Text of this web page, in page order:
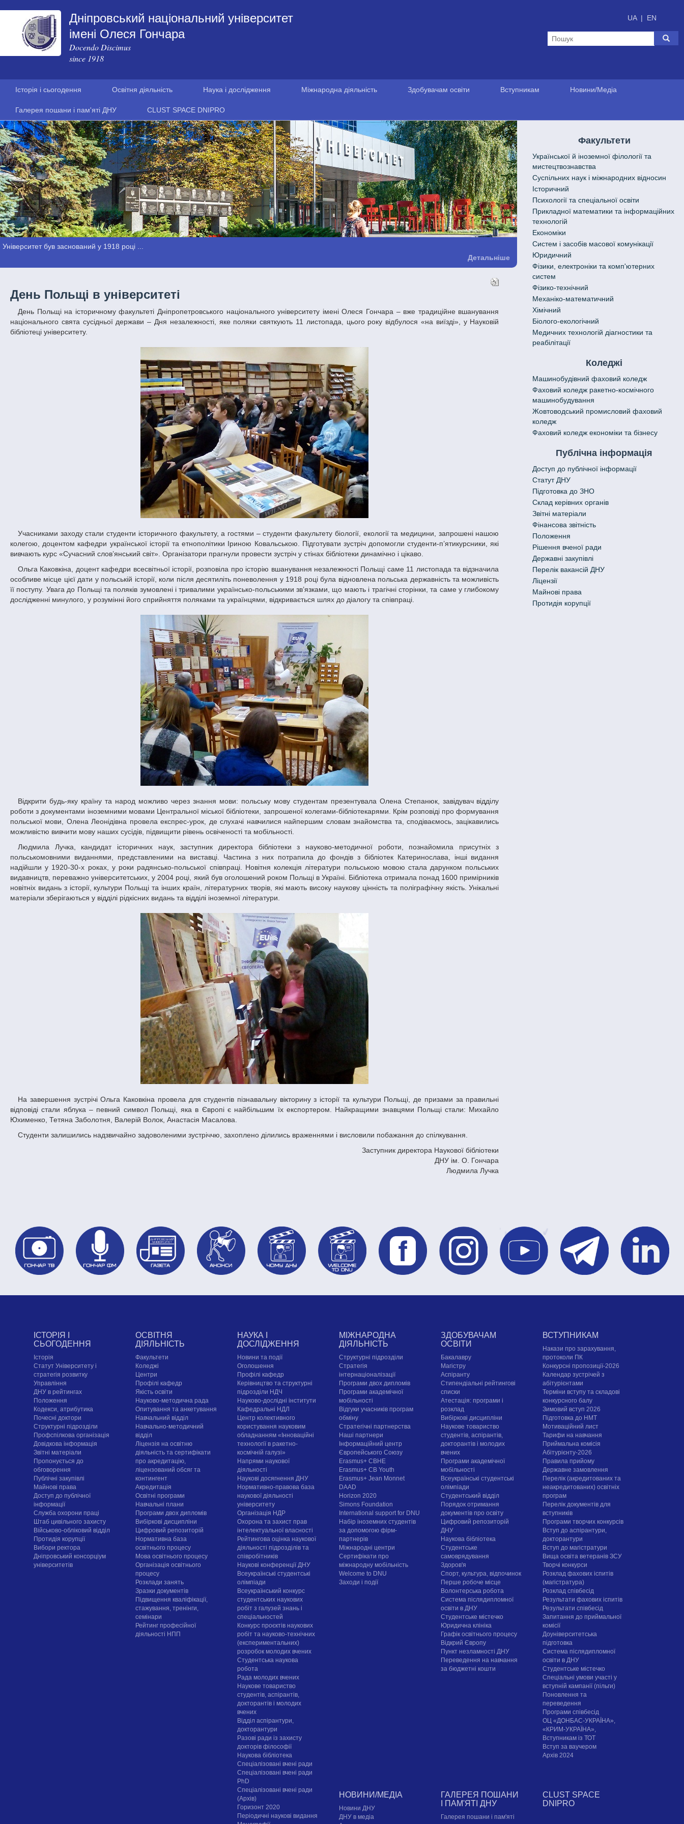
Дніпровський національний університет
імені Олеся Гончара
Docendo Discimus
since 1918
UA | EN
Історія і сьогодення Освітня діяльність Наука і дослідження Міжнародна діяльність Здобувачам освіти Вступникам Новини/Медіа
Галерея пошани і пам'яті ДНУ CLUST SPACE DNIPRO
Університет був заснований у 1918 році ...
Детальніше
День Польщі в університеті
День Польщі на історичному факультеті Дніпропетровського національного університету імені Олеся Гончара – вже традиційне вшанування
національного свята сусідньої держави – Дня незалежності, яке поляки святкують 11 листопада, цього року відбулося «на виїзді», у Науковій
бібліотеці університету.
Учасниками заходу стали студенти історичного факультету, а гостями – студенти факультету біології, екології та медицини, запрошені нашою
колегою, доцентом кафедри української історії та етнополітики Іриною Ковальською. Підготувати зустріч допомогли студенти-п’ятикурсники, які
вивчають курс «Сучасний слов’янський світ». Організатори прагнули провести зустріч у стінах бібліотеки динамічно і цікаво.
Ольга Каковкіна, доцент кафедри всесвітньої історії, розповіла про історію вшанування незалежності Польщі саме 11 листопада та відзначила
особливе місце цієї дати у польській історії, коли після десятиліть поневолення у 1918 році була відновлена польська державність та можливість
її поступу. Увага до Польщі та поляків зумовлені і тривалими українсько-польськими зв’язками, що мають і трагічні сторінки, та саме у глибокому
дослідженні минулого, у розумінні його сприйняття поляками та українцями, відкривається шлях до діалогу та співпраці.
Відкрити будь-яку країну та народ можливо через знання мови: польську мову студентам презентувала Олена Степанюк, завідувач відділу
роботи з документами іноземними мовами Центральної міської бібліотеки, запрошеної колегами-бібліотекарями. Крім розповіді про формування
польської мови, Олена Леонідівна провела експрес-урок, де слухачі навчилися найпершим словам знайомства та, сподіваємось, зацікавились
можливістю вивчити мову наших сусідів, підвищити рівень освіченості та мобільності.
Людмила Лучка, кандидат історичних наук, заступник директора бібліотеки з науково-методичної роботи, познайомила присутніх з
польськомовними виданнями, представленими на виставці. Частина з них потрапила до фондів з бібліотек Катеринослава, інші видання
надійшли у 1920-30-х роках, у роки радянсько-польської співпраці. Новітня колекція літератури польською мовою стала дарунком польських
видавництв, переважно університетських, у 2004 році, який був оголошений роком Польщі в Україні. Бібліотека отримала понад 1600 примірників
новітніх видань з історії, культури Польщі та інших країн, літературних творів, які мають високу наукову цінність та поліграфічну якість. Унікальні
матеріали зберігаються у відділі рідкісних видань та відділі іноземної літератури.
На завершення зустрічі Ольга Каковкіна провела для студентів пізнавальну вікторину з історії та культури Польщі, де призами за правильні
відповіді стали яблука – певний символ Польщі, яка в Європі є найбільшим їх експортером. Найкращими знавцями Польщі стали: Михайло
Юхименко, Тетяна Заболотня, Валерій Волок, Анастасія Масалова.
Студенти залишились надзвичайно задоволеними зустріччю, захоплено ділились враженнями і висловили побажання до спілкування.
Заступник директора Наукової бібліотеки
ДНУ ім. О. Гончара
Людмила Лучка
Факультети
Української й іноземної філології та
мистецтвознавства
Cуспільних наук і міжнародних відносин
Історичний
Психології та спеціальної освіти
Прикладної математики та інформаційних
технологій
Економіки
Систем і засобів масової комунікації
Юридичний
Фізики, електроніки та комп'ютерних
систем
Фізико-технічний
Механіко-математичний
Хімічний
Біолого-екологічний
Медичних технологій діагностики та
реабілітації
Коледжі
Машинобудівний фаховий коледж
Фаховий коледж ракетно-космічного
машинобудування
Жовтоводський промисловий фаховий
коледж
Фаховий коледж економіки та бізнесу
Публічна інформація
Доступ до публічної інформації
Статут ДНУ
Підготовка до ЗНО
Склад керівних органів
Звітні матеріали
Фінансова звітність
Положення
Рішення вченої ради
Державні закупівлі
Перелік вакансій ДНУ
Ліцензії
Майнові права
Протидія корупції
ІСТОРІЯ І
СЬОГОДЕННЯ
Історія
Статут Університету і
стратегія розвитку
Управління
ДНУ в рейтингах
Положення
Кодекси, атрибутика
Почесні доктори
Структурні підрозділи
Профспілкова організація
Довідкова інформація
Звітні матеріали
Пропонується до
обговорення
Публічні закупівлі
Майнові права
Доступ до публічної
інформації
Служба охорони праці
Штаб цивільного захисту
Військово-обліковий відділ
Протидія корупції
Вибори ректора
Дніпровський консорціум
університетів
ОСВІТНЯ
ДІЯЛЬНІСТЬ
Факультети
Коледжі
Центри
Профілі кафедр
Якість освіти
Науково-методична рада
Опитування та анкетування
Навчальний відділ
Навчально-методичний
відділ
Ліцензія на освітню
діяльність та сертифікати
про акредитацію,
ліцензований обсяг та
контингент
Акредитація
Освітні програми
Навчальні плани
Програми двох дипломів
Вибіркові дисципліни
Цифровий репозиторій
Нормативна база
освітнього процесу
Мова освітнього процесу
Організація освітнього
процесу
Розклади занять
Зразки документів
Підвищення кваліфікації,
стажування, тренінги,
семінари
Рейтинг професійної
діяльності НПП
НАУКА І
ДОСЛІДЖЕННЯ
Новини та події
Оголошення
Профілі кафедр
Керівництво та структурні
підрозділи НДЧ
Науково-дослідні інститути
Кафедральні НДЛ
Центр колективного
користування науковим
обладнанням «Інноваційні
технології в ракетно-
космічній галузі»
Напрями наукової
діяльності
Наукові досягнення ДНУ
Нормативно-правова база
наукової діяльності
університету
Організація НДР
Охорона та захист прав
інтелектуальної власності
Рейтингова оцінка наукової
діяльності підрозділів та
співробітників
Наукові конференції ДНУ
Всеукраїнські студентські
олімпіади
Всеукраїнський конкурс
студентських наукових
робіт з галузей знань і
спеціальностей
Конкурс проєктів наукових
робіт та науково-технічних
(експериментальних)
розробок молодих вчених
Студентська наукова
робота
Рада молодих вчених
Наукове товариство
студентів, аспірантів,
докторантів і молодих
вчених
Відділ аспірантури,
докторантури
Разові ради із захисту
докторів філософії
Наукова бібліотека
Спеціалізовані вчені ради
Спеціалізовані вчені ради
PhD
Спеціалізовані вчені ради
(Архів)
Горизонт 2020
Періодичні наукові видання
МІЖНАРОДНА
ДІЯЛЬНІСТЬ
Структурні підрозділи
Стратегія
інтернаціоналізації
Програми двох дипломів
Програми академічної
мобільності
Відгуки учасників програм
обміну
Стратегічні партнерства
Наші партнери
Інформаційний центр
Європейського Союзу
Erasmus+ CBHE
Erasmus+ CB Youth
Erasmus+ Jean Monnet
DAAD
Horizon 2020
Simons Foundation
International support for DNU
Набір іноземних студентів
за допомогою фірм-
партнерів
Міжнародні центри
Сертифікати про
міжнародну мобільність
Welcome to DNU
Заходи і події
ЗДОБУВАЧАМ
ОСВІТИ
Бакалавру
Магістру
Аспіранту
Стипендіальні рейтингові
списки
Атестація: програми і
розклад
Вибіркові дисципліни
Наукове товариство
студентів, аспірантів,
докторантів і молодих
вчених
Програми академічної
мобільності
Всеукраїнські студентські
олімпіади
Студентський відділ
Порядок отримання
документів про освіту
Цифровий репозиторій
ДНУ
Наукова бібліотека
Студентське
самоврядування
Здоров'я
Спорт, культура, відпочинок
Перше робоче місце
Волонтерська робота
Система післядипломної
освіти в ДНУ
Cтудентське містечко
Юридична клініка
Графік освітнього процесу
Відкрий Європу
Пункт незламності ДНУ
Переведення на навчання
за бюджетні кошти
ВСТУПНИКАМ
Накази про зарахування,
протоколи ПК
Конкурсні пропозиції-2026
Календар зустрічей з
абітурієнтами
Терміни вступу та складові
конкурсного балу
Зимовий вступ 2026
Підготовка до НМТ
Мотиваційний лист
Тарифи на навчання
Приймальна комісія
Абітурієнту-2026
Правила прийому
Державне замовлення
Перелік (акредитованих та
неакредитованих) освітніх
програм
Перелік документів для
вступників
Програми творчих конкурсiв
Вступ до аспірантури,
докторантури
Вступ до магістратури
Вища освіта ветеранів ЗСУ
Творчі конкурси
Розклад фахових іспитів
(магістратура)
Розклад співбесід
Результати фахових іспитів
Результати співбесід
Запитання до приймальної
комісії
Доуніверситетська
підготовка
Система післядипломної
освіти в ДНУ
Cтудентське містечко
Спеціальні умови участі у
вступній кампанії (пільги)
Поновлення та
переведення
Програми співбесід
ОЦ «ДОНБАС-УКРАЇНА»,
«КРИМ-УКРАЇНА»,
Вступникам із ТОТ
Вступ за ваучером
Архів 2024
НОВИНИ/МЕДІА
Новини ДНУ
ДНУ в медіа
ГАЛЕРЕЯ ПОШАНИ
І ПАМ'ЯТІ ДНУ
Галерея пошани і пам'яті
CLUST SPACE
DNIPRO